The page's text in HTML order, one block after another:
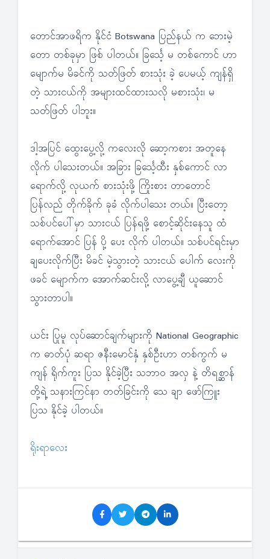
တောင်အာဖရိက နိုင်ငံ Botswana ပြည်နယ် က ဘေးမဲ့
တော တစ်ခုမှာ ဖြစ် ပါတယ်။ ခြင်္သေ့ မ တစ်ကောင် ဟာ
မျောက်မ မိခင်ကို သတ်ဖြတ် စားသုံး ခဲ့ ပေမယ့် ကျန်ရှိ
တဲ့ သားငယ်ကို အများထင်ထားသလို မစားသုံး၊ မ
သတ်ဖြတ် ပါဘူး။
ဒါ့အပြင် ထွေးပွေ့လို့ ကလေးလို ဆော့ကစား အတူနေ
လိုက် ပါသေးတယ်။ အခြား ခြင်္သေ့ထီး နှစ်ကောင် လာ
ရောက်လို့ လုယက် စားသုံးဖို့ ကြိုးစား တာတောင်
ပြန်လည် တိုက်ခိုက် ခုခံ လိုက်ပါသေး တယ်။ ပြီးတော့
သစ်ပင်ပေါ်မှာ သားငယ် ပြန်ရဖို့ စောင့်ဆိုင်းနေသူ ထံ
ရောက်အောင် ပြန် ပို့ ပေး လိုက် ပါတယ်။ သစ်ပင်ရင်းမှာ
ချပေးလိုက်ပြီး မိခင် မဲ့သွားတဲ့ သားငယ် ပေါက် လေးကို
ဖခင် မျောက်က အောက်ဆင်းလို့ လာပွေ့ချီ ယူဆောင်
သွားတာပါ။
ယင်း ပြုမူ လုပ်ဆောင်ချက်များကို National Geographic
က ဓာတ်ပုံ ဆရာ ဇနီးမောင်နှံ နှစ်ဦးဟာ တစ်ကွက် မ
ကျန် ရိုက်ကူး ပြသ နိုင်ခဲ့ပြီး သဘာဝ အလှ နဲ့ တိရစ္ဆာန်
တို့ရဲ့ သနားကြင်နာ တတ်ခြင်းကို သေ ချာ ဖော်ကြူး
ပြသ နိုင်ခဲ့ ပါတယ်။
ရိုးရာလေး